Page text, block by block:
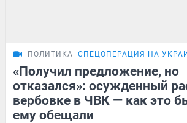
ПОЛИТИКА СПЕЦОПЕРАЦИЯ НА
«Получил предложение, но
отказался»: осужденный
вербовке в ЧВК — как это
ему обещали